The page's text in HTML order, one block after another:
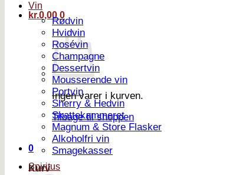
kr.0,00 0
Ingen varer i kurven.
Tilbage til shoppen
0
Kurv
Vin
Rødvin
Hvidvin
Rosévin
Champagne
Dessertvin
Mousserende vin
Portvin
Sherry & Hedvin
Skattekammeret
Magnum & Store Flasker
Alkoholfri vin
Smagekasser
Spiritus